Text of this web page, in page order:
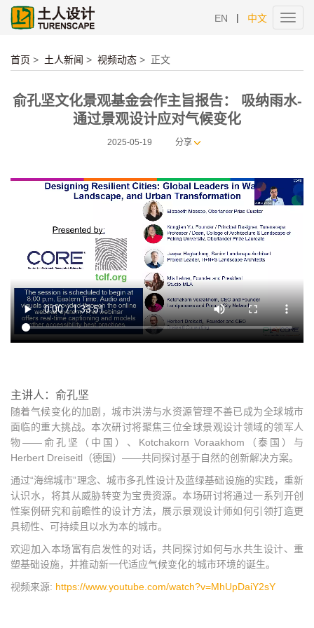
EN | 中文
首页 > 土人新闻 > 视频动态 > 正文
俞孔坚文化景观基金会作主旨报告： 吸纳雨水-
通过景观设计应对气候变化
2025-05-19 分享
主讲人：俞孔坚
随着气候变化的加剧，城市洪涝与水资源管理不善已成为全球城市
面临的重大挑战。本次研讨将聚焦三位全球景观设计领域的领军人
物——俞孔坚（中国）、Kotchakorn Voraakhom（泰国）与
Herbert Dreiseitl（德国）——共同探讨基于自然的创新解决方案。
通过“海绵城市”理念、城市多孔性设计及蓝绿基础设施的实践，重新
认识水，将其从威胁转变为宝贵资源。本场研讨将通过一系列开创
性案例研究和前瞻性的设计方法，展示景观设计师如何引领打造更
具韧性、可持续且以水为本的城市。
欢迎加入本场富有启发性的对话，共同探讨如何与水共生设计、重
塑基础设施，并推动新一代适应气候变化的城市环境的诞生。
视频来源: https://www.youtube.com/watch?v=MhUpDaiY2sY